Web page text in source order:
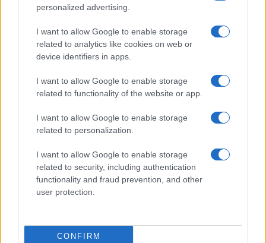
personalized advertising.
I want to allow Google to enable storage
related to analytics like cookies on web or
device identifiers in apps.
I want to allow Google to enable storage
related to functionality of the website or app.
I want to allow Google to enable storage
related to personalization.
I want to allow Google to enable storage
related to security, including authentication
functionality and fraud prevention, and other
user protection.
CONFIRM
04.10.16. 17:25
osobe tokom vjenčanja